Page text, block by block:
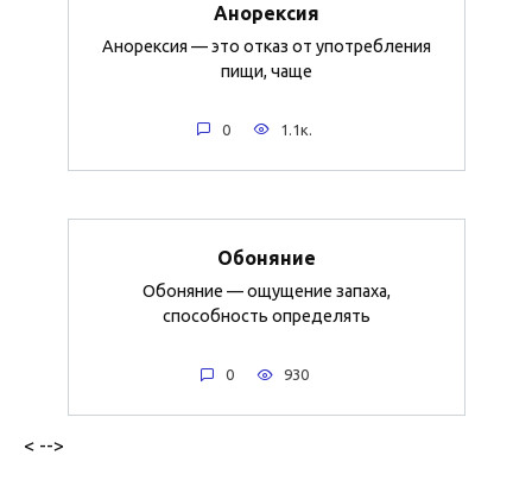
Анорексия
Анорексия — это отказ от употребления
пищи, чаще
0 1.1к.
Обоняние
Обоняние — ощущение запаха,
способность определять
0 930
< -->